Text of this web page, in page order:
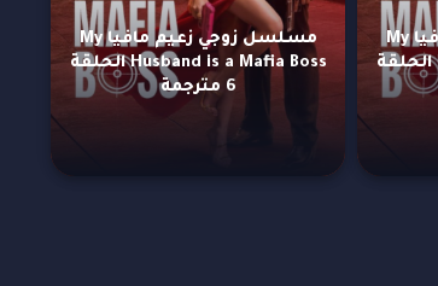
مسلسل زوجي زعيم مافيا My
Husband is a Mafia Boss الحلقة
مسلسل زوجي زعيم مافيا My
Husband is a Mafia Boss الحلقة
6 مترجمة